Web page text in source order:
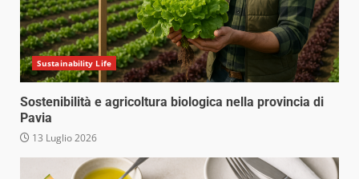
Sustainability Life
Sostenibilità e agricoltura biologica nella provincia di
Pavia
13 Luglio 2026